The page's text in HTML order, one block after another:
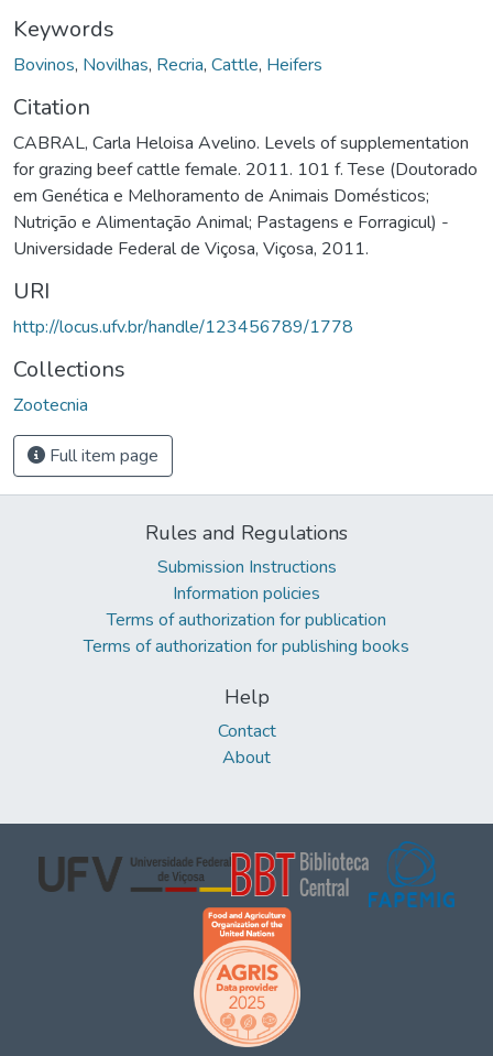
Keywords
Bovinos, Novilhas, Recria, Cattle, Heifers
Citation
CABRAL, Carla Heloisa Avelino. Levels of supplementation
for grazing beef cattle female. 2011. 101 f. Tese (Doutorado
em Genética e Melhoramento de Animais Domésticos;
Nutrição e Alimentação Animal; Pastagens e Forragicul) -
Universidade Federal de Viçosa, Viçosa, 2011.
URI
http://locus.ufv.br/handle/123456789/1778
Collections
Zootecnia
Full item page
Rules and Regulations
Submission Instructions
Information policies
Terms of authorization for publication
Terms of authorization for publishing books
Help
Contact
About